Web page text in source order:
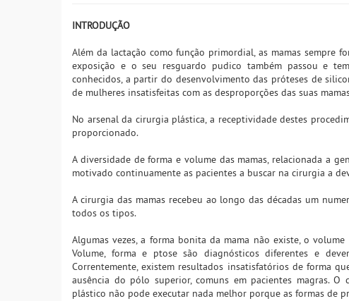
INTRODUÇÃO
Além da lactação como função primordial, as mamas sempre
exposição e o seu resguardo pudico também passou e
conhecidos, a partir do desenvolvimento das próteses de
de mulheres insatisfeitas com as desproporções das suas
No arsenal da cirurgia plástica, a receptividade destes
proporcionado.
A diversidade de forma e volume das mamas, relacionada a
motivado continuamente as pacientes a buscar na cirurgia a
A cirurgia das mamas recebeu ao longo das décadas um
todos os tipos.
Algumas vezes, a forma bonita da mama não existe, o
Volume, forma e ptose são diagnósticos diferentes e
Correntemente, existem resultados insatisfatórios de forma
ausência do pólo superior, comuns em pacientes magras.
plástico não pode executar nada melhor porque as formas de